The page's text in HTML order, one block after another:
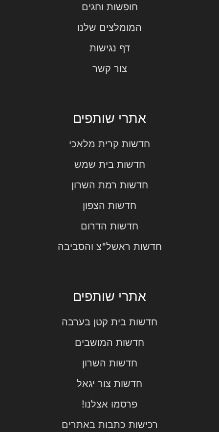
חופשות וחגים
המומלצים שלנו
דף נגישות
צור קשר
אתרי שותפים
חדשות קרית מלאכי
חדשות בית שמש
חדשות רמת השרון
חדשות הצפון
חדשות הדרום
חדשות ראשל"צ והסביבה
אתרי שותפים
חדשות בית קטן בערבה
חדשות המושבים
חדשות השרון
חדשות צור יגאל
פרסמו אצלנו!
רכישות כתבות באתרים